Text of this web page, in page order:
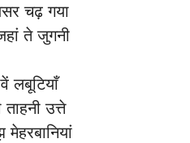
चढ़ गया
ते जुगनी
लबूटियाँ
उत्ते